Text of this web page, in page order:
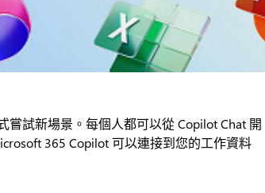
嘗試新場景。每個人都可以從 Copilot Chat 開
365 Copilot 可以連接到您的工作資料